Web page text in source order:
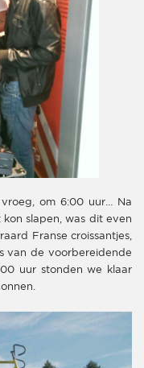
om 6:00 uur… Na
slapen, was dit even
Franse croissantjes,
van de voorbereidende
uur stonden we klaar